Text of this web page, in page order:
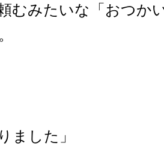
むみたいな「おつか
ました」